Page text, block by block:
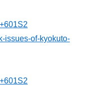
issues-of-kyokuto-